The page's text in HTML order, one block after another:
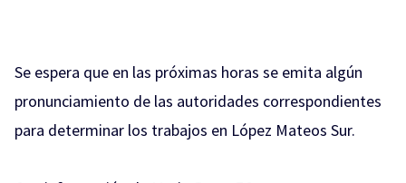
Se espera que en las próximas horas se emita algún
pronunciamiento de las autoridades correspondientes
para determinar los trabajos en López Mateos Sur.